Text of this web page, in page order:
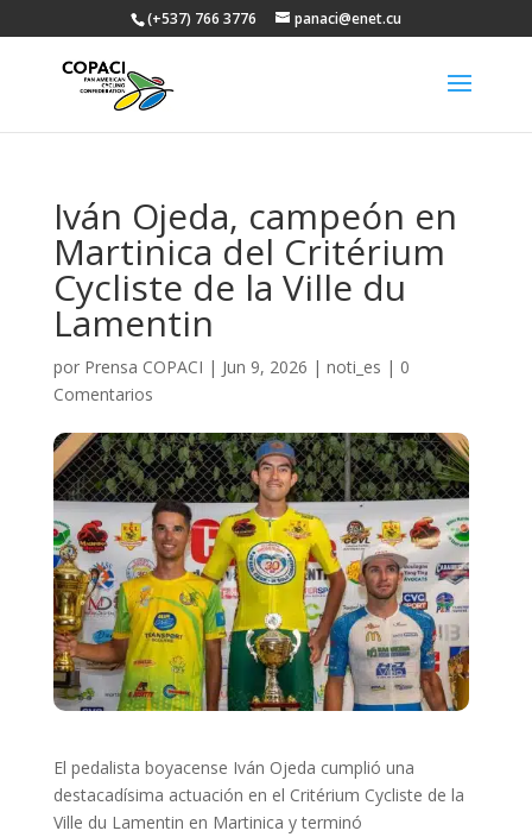
(+537) 766 3776 panaci@enet.cu
Iván Ojeda, campeón en
Martinica del Critérium
Cycliste de la Ville du
Lamentin
por Prensa COPACI | Jun 9, 2026 | noti_es | 0
Comentarios
El pedalista boyacense Iván Ojeda cumplió una
destacadísima actuación en el Critérium Cycliste de la
Ville du Lamentin en Martinica y terminó